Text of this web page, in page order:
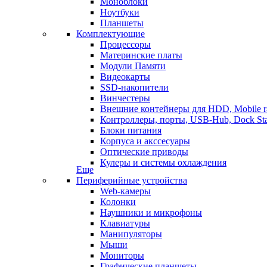
Ноутбуки
Планшеты
Комплектующие
Процессоры
Материнские платы
Модули Памяти
Видеокарты
SSD-накопители
Винчестеры
Внешние контейнеры для HDD, Mobile
Контроллеры, порты, USB-Hub, Dock
Блоки питания
Корпуса и акссесуары
Оптические приводы
Кулеры и системы охлаждения
Еще
Периферийные устройства
Web-камеры
Колонки
Наушники и микрофоны
Клавиатуры
Манипуляторы
Мыши
Мониторы